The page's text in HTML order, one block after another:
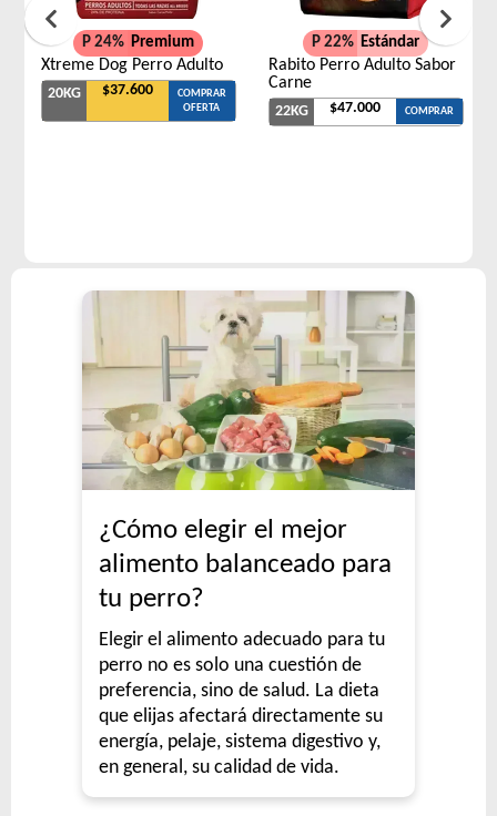
P 24% Premium
Xtreme Dog Perro Adulto
20KG $37.600
COMPRAR
OFERTA
P 22% Estándar
Rabito Perro Adulto Sabor
Carne
22KG $47.000 COMPRAR
¿Cómo elegir el mejor
alimento balanceado para
tu perro?
Elegir el alimento adecuado para tu
perro no es solo una cuestión de
preferencia, sino de salud. La dieta
que elijas afectará directamente su
energía, pelaje, sistema digestivo y,
en general, su calidad de vida.